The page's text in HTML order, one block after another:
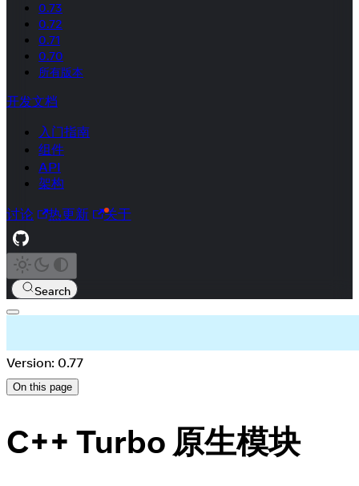
0.73
0.72
0.71
0.70
所有版本
开发文档
入门指南
组件
API
架构
讨论 热更新 关于
Search
Version: 0.77
On this page
C++ Turbo 原生模块